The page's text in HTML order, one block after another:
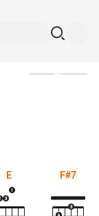
E F#7